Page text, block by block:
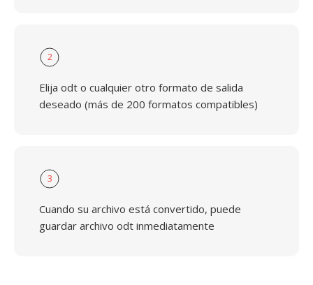
2
Elija odt o cualquier otro formato de salida
deseado (más de 200 formatos compatibles)
3
Cuando su archivo está convertido, puede
guardar archivo odt inmediatamente